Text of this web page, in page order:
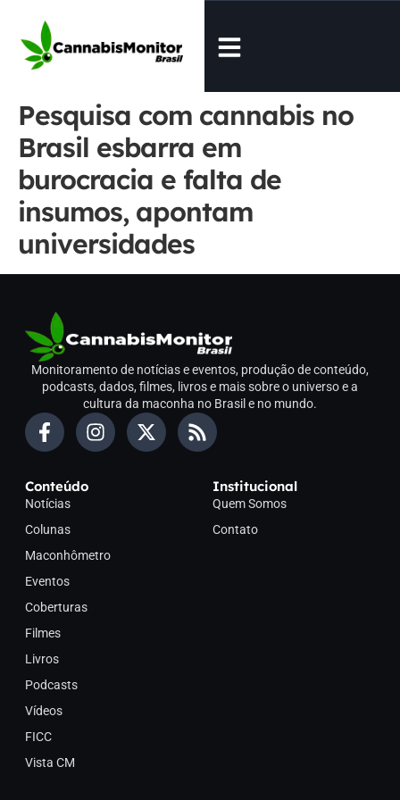
Pesquisa com cannabis no
Brasil esbarra em
burocracia e falta de
insumos, apontam
universidades
Monitoramento de notícias e eventos, produção de conteúdo,
podcasts, dados, filmes, livros e mais sobre o universo e a
cultura da maconha no Brasil e no mundo.
Conteúdo
Notícias
Colunas
Maconhômetro
Eventos
Coberturas
Filmes
Livros
Podcasts
Vídeos
FICC
Vista CM
Institucional
Quem Somos
Contato